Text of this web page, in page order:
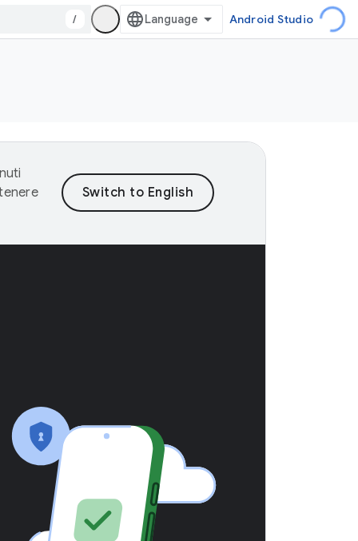
/ Android Studio